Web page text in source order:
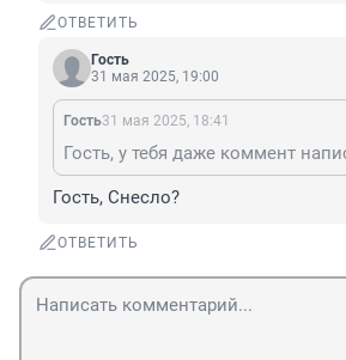
ОТВЕТИТЬ
Гость
31 мая 2025, 19:00
Гость31 мая 2025, 18:41
Гость, у тебя даже коммент
Гость, Снесло?
ОТВЕТИТЬ